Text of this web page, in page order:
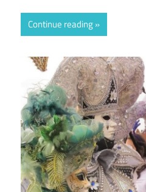
Continue reading